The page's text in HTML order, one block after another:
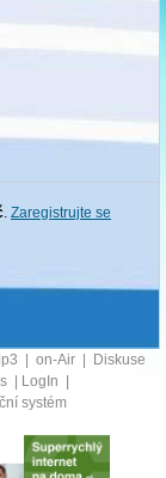
. Zaregistrujte se
on-Air
Diskuse
LogIn
systém